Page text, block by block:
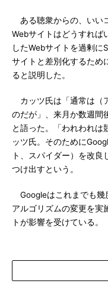
ある聴衆からの、いい
Webサイトはどうすれば
したWebサイトを過剰に
サイトと差別化するため
ると説明した。
カッツ氏は「通常は（
のだが」、来月か数週間
と語った。「われわれは
ッツ氏。そのために
ト、スパイダー）を改良
つけ出すという。
Googleはこれまでも幾
アルゴリズムの変更を実
トが影響を受けている。